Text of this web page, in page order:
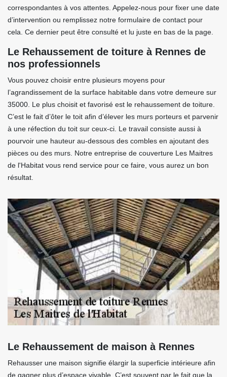
correspondantes à vos attentes. Appelez-nous pour fixer une date
d’intervention ou remplissez notre formulaire de contact pour
cela. Ce dernier peut être consulté et lu juste en bas de la page.
Le Rehaussement de toiture à Rennes de
nos professionnels
Vous pouvez choisir entre plusieurs moyens pour
l’agrandissement de la surface habitable dans votre demeure sur
35000. Le plus choisit et favorisé est le rehaussement de toiture.
C’est le fait d’ôter le toit afin d’élever les murs porteurs et parvenir
à une réfection du toit sur ceux-ci. Le travail consiste aussi à
pourvoir une hauteur au-dessous des combles en ajoutant des
pièces ou des murs. Notre entreprise de couverture Les Maitres
de l'Habitat vous rend service pour ce faire, vous aurez un bon
résultat.
Le Rehaussement de maison à Rennes
Rehausser une maison signifie élargir la superficie intérieure afin
de gagner plus d’espace vivable. C’est souvent par le fait que la